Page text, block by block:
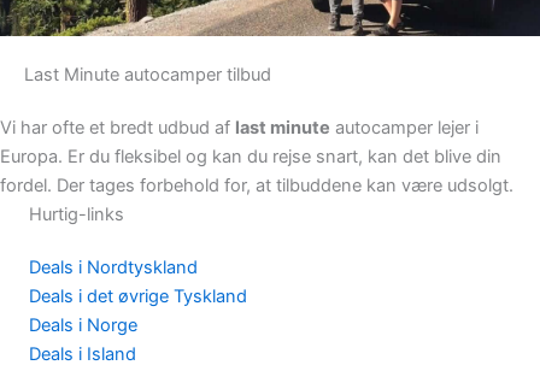
Last Minute autocamper tilbud
Vi har ofte et bredt udbud af last minute autocamper lejer i
Europa. Er du fleksibel og kan du rejse snart, kan det blive din
fordel. Der tages forbehold for, at tilbuddene kan være udsolgt.
Hurtig-links
Deals i Nordtyskland
Deals i det øvrige Tyskland
Deals i Norge
Deals i Island